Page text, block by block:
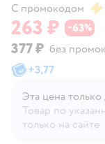
С промокодом
263 ₽ −63%
377 ₽ без
+3,77
Эта цена
Товар по
только на сайте